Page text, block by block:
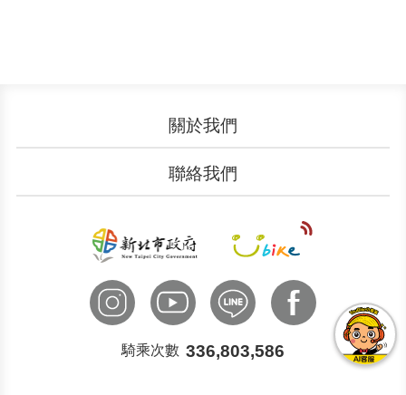
關於我們
加入我們
聯絡我們
申請表單
國際諮詢
騎乘次數 336,803,586